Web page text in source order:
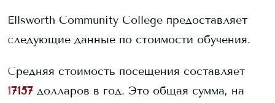
Ellsworth Community College предоставляет
следующие данные по стоимости обучения.
Средняя стоимость посещения составляет
17157 долларов в год. Это общая сумма, на